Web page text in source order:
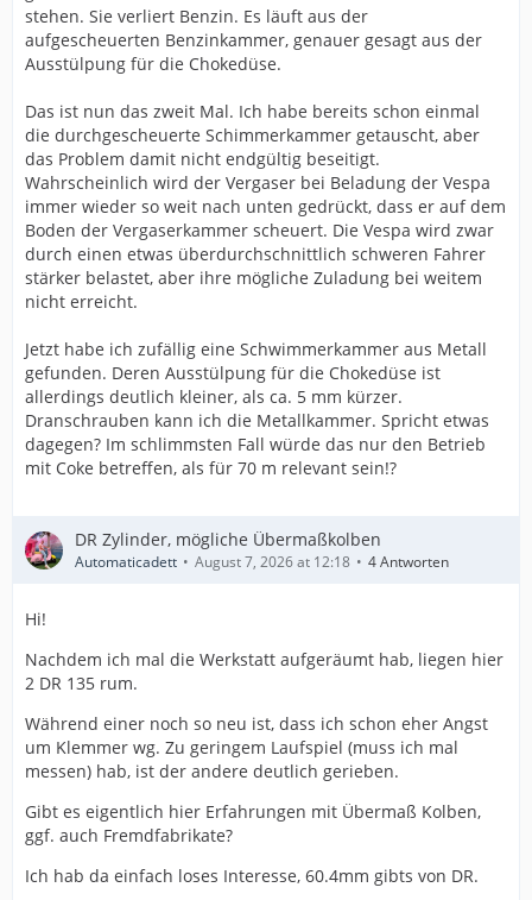
stehen. Sie verliert Benzin. Es läuft aus der
aufgescheuerten Benzinkammer, genauer gesagt aus der
Ausstülpung für die Chokedüse.
Das ist nun das zweit Mal. Ich habe bereits schon einmal
die durchgescheuerte Schimmerkammer getauscht, aber
das Problem damit nicht endgültig beseitigt.
Wahrscheinlich wird der Vergaser bei Beladung der Vespa
immer wieder so weit nach unten gedrückt, dass er auf dem
Boden der Vergaserkammer scheuert. Die Vespa wird zwar
durch einen etwas überdurchschnittlich schweren Fahrer
stärker belastet, aber ihre mögliche Zuladung bei weitem
nicht erreicht.
Jetzt habe ich zufällig eine Schwimmerkammer aus Metall
gefunden. Deren Ausstülpung für die Chokedüse ist
allerdings deutlich kleiner, als ca. 5 mm kürzer.
Dranschrauben kann ich die Metallkammer. Spricht etwas
dagegen? Im schlimmsten Fall würde das nur den Betrieb
mit Coke betreffen, als für 70 m relevant sein!?
DR Zylinder, mögliche Übermaßkolben
Automaticadett August 7, 2026 at 12:18 4 Antworten
Hi!
Nachdem ich mal die Werkstatt aufgeräumt hab, liegen hier
2 DR 135 rum.
Während einer noch so neu ist, dass ich schon eher Angst
um Klemmer wg. Zu geringem Laufspiel (muss ich mal
messen) hab, ist der andere deutlich gerieben.
Gibt es eigentlich hier Erfahrungen mit Übermaß Kolben,
ggf. auch Fremdfabrikate?
Ich hab da einfach loses Interesse, 60.4mm gibts von DR.